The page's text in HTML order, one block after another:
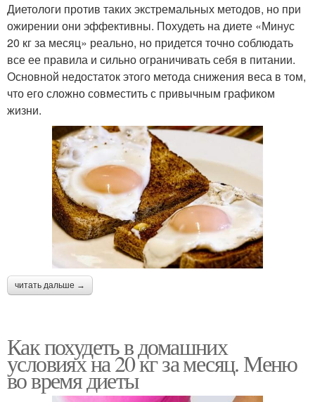
Диетологи против таких экстремальных методов, но при
ожирении они эффективны. Похудеть на диете «Минус
20 кг за месяц» реально, но придется точно соблюдать
все ее правила и сильно ограничивать себя в питании.
Основной недостаток этого метода снижения веса в том,
что его сложно совместить с привычным графиком
жизни.
читать дальше →
Как похудеть в домашних
условиях на 20 кг за месяц. Меню
во время диеты